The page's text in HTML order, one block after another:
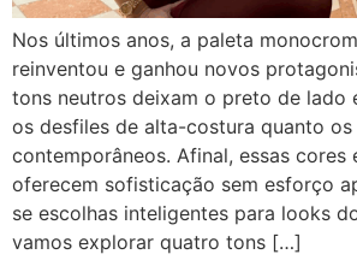
Nos últimos anos, a paleta
reinventou e ganhou novos
tons neutros deixam o preto de lado
os desfiles de alta-costura quanto
contemporâneos. Afinal, essas cores
oferecem sofisticação sem esforço
se escolhas inteligentes para looks
vamos explorar quatro tons […]